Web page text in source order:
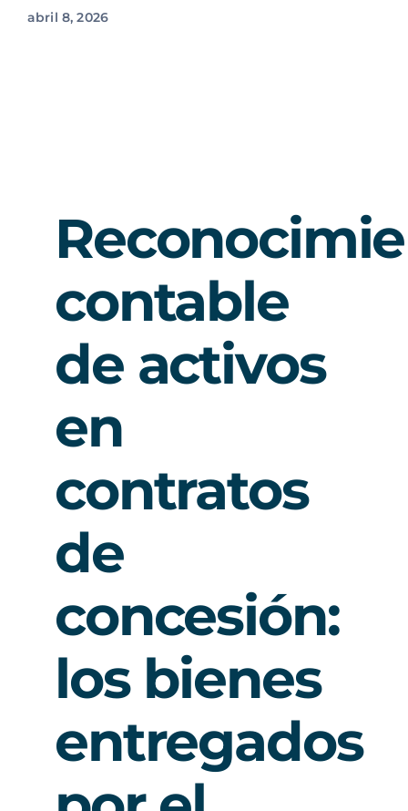
abril 8, 2026
contable
de activos
en
contratos
de
concesión:
los bienes
entregados